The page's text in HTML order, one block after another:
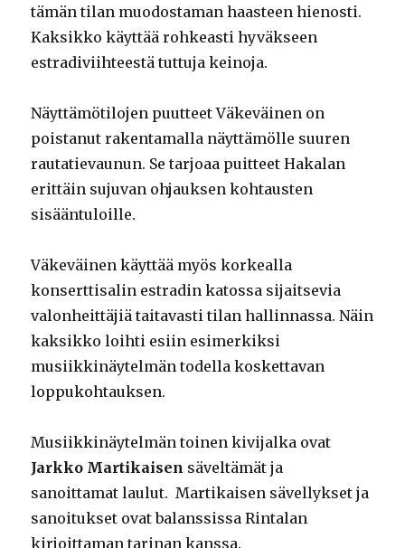
tämän tilan muodostaman haasteen hienosti.
Kaksikko käyttää rohkeasti hyväkseen
estradiviihteestä tuttuja keinoja.
Näyttämötilojen puutteet Väkeväinen on
poistanut rakentamalla näyttämölle suuren
rautatievaunun. Se tarjoaa puitteet Hakalan
erittäin sujuvan ohjauksen kohtausten
sisääntuloille.
Väkeväinen käyttää myös korkealla
konserttisalin estradin katossa sijaitsevia
valonheittäjiä taitavasti tilan hallinnassa. Näin
kaksikko loihti esiin esimerkiksi
musiikkinäytelmän todella koskettavan
loppukohtauksen.
Musiikkinäytelmän toinen kivijalka ovat
Jarkko Martikaisen säveltämät ja
sanoittamat laulut. Martikaisen sävellykset ja
sanoitukset ovat balanssissa Rintalan
kirjoittaman tarinan kanssa.